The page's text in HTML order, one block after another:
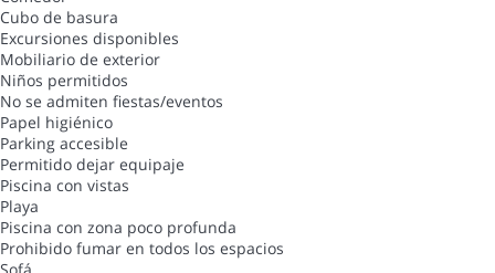
Cubo de basura
Excursiones disponibles
Mobiliario de exterior
Niños permitidos
No se admiten fiestas/eventos
Papel higiénico
Parking accesible
Permitido dejar equipaje
Piscina con vistas
Playa
Piscina con zona poco profunda
Prohibido fumar en todos los espacios